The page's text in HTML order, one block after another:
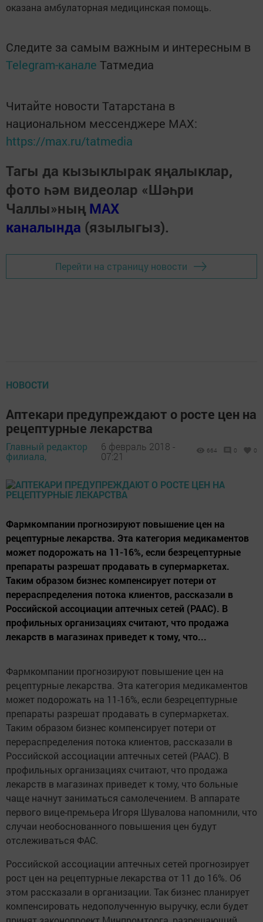
оказана амбулаторная медицинская помощь.
Следите за самым важным и интересным в
Telegram-канале Татмедиа
Читайте новости Татарстана в
национальном мессенджере MАХ:
https://max.ru/tatmedia
Тагы да кызыклырак яңалыклар,
фото һәм видеолар «Шәһри
Чаллы»ның MAX
каналында (язылыгыз).
Перейти на страницу новости
НОВОСТИ
Аптекари предупреждают о росте цен на
рецептурные лекарства
Главный редактор
филиала,
6 февраль 2018 -
07:21
664 0 0
Фармкомпании прогнозируют повышение цен на
рецептурные лекарства. Эта категория медикаментов
может подорожать на 11-16%, если безрецептурные
препараты разрешат продавать в супермаркетах.
Таким образом бизнес компенсирует потери от
перераспределения потока клиентов, рассказали в
Российской ассоциации аптечных сетей (РААС). В
профильных организациях считают, что продажа
лекарств в магазинах приведет к тому, что...
Фармкомпании прогнозируют повышение цен на
рецептурные лекарства. Эта категория медикаментов
может подорожать на 11-16%, если безрецептурные
препараты разрешат продавать в супермаркетах.
Таким образом бизнес компенсирует потери от
перераспределения потока клиентов, рассказали в
Российской ассоциации аптечных сетей (РААС). В
профильных организациях считают, что продажа
лекарств в магазинах приведет к тому, что больные
чаще начнут заниматься самолечением. В аппарате
первого вице-премьера Игоря Шувалова напомнили, что
случаи необоснованного повышения цен будут
отслеживаться ФАС.
Российской ассоциации аптечных сетей прогнозирует
рост цен на рецептурные лекарства от 11 до 16%. Об
этом рассказали в организации. Так бизнес планирует
компенсировать недополученную выручку, если будет